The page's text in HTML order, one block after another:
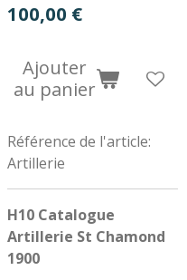
100,00 €
Ajouter
au panier
Référence de l'article:
Artillerie
H10 Catalogue
Artillerie St Chamond
1900